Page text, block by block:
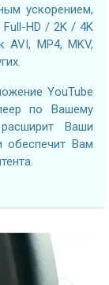
ускорением,
HD / 2K / 4K
AVI, MP4, MKV,
YouTube
по Вашему
Ваши
обеспечит Вам